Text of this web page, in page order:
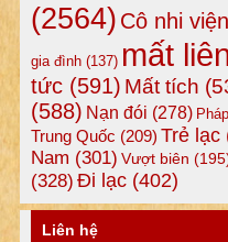
(2564) Cô nhi viện
gia đình(137) mất
tức(591) Mất tích
(588) Nạn đói (278) Pháp
Trung Quốc (209) Trẻ lạc
Nam (301) Vượt biên
(328) Đi lạc(402)
Liên hệ